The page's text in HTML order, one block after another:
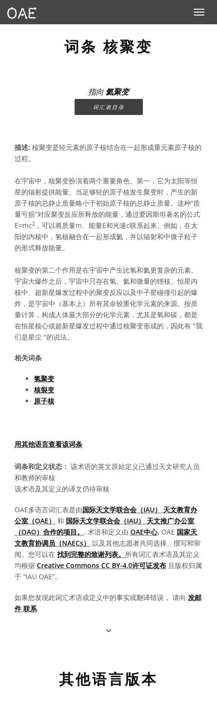
Toggle
词条 核聚变
指向 氦聚变
词汇表目录
描述: 核聚变是轻元素的原子核结合在一起形成重元素原子核的
过程。
在宇宙中，核聚变扮演着两个重要角色。第一，它为太阳等恒
星的辐射提供能量。当足够轻的原子核发生聚变时，产生的新
原子核的总静止质量略小于初始原子核的总静止质量。这种“质
量亏损”对应聚变反应所释放的能量，通过爱因斯坦著名的公式
E=mc2 ，可以将质量m、能量E和光速c联系起来。例如，在太
阳的内核中，氢核融合在一起形成氦，并以辐射和中微子粒子
的形式释放能量。
核聚变的第二个作用是在宇宙中产生比氢和氦更复杂的元素。
宇宙大爆炸之后，宇宙中只存在氢、氦和微量的锂核。恒星内
核中、超新星爆发过程中的聚变反应以及中子星碰撞引起的爆
炸，是宇宙中（基本上）所有其余较重化学元素的来源。按质
量计算，构成人体最大部分的化学元素，尤其是氧和碳，都是
在恒星核心或超新星爆发过程中通过核聚变形成的，因此有 "我
们是星尘 "的说法。
相关词条
氢聚变
核裂变
原子核
用其他语言查看该词条
词条和定义状态： 该术语的英文原始定义已通过天文研究人员
和教师的审核
该术语及其定义的译文仍待审核
OAE多语言词汇表是由国际天文学联合会（IAU） 天文教育办
公室（OAE）
和 国际天文学联合会（IAU） 天文推广办公室
（OAO）合作的项目。 . 术语和定义由 OAE中心, OAE 国家天
文教育协调员（NAECs）
以及其他志愿者共同选择、撰写和审
阅。您可以在 找到完整的致谢列表。 所有词汇表术语及其定义
均根据 Creative Commons CC BY-4.0许可证发布 且版权归属
于 “IAU OAE”。
如果您发现此词汇术语或定义中的事实或翻译错误， 请向 发邮
件 联系.
其他语言版本